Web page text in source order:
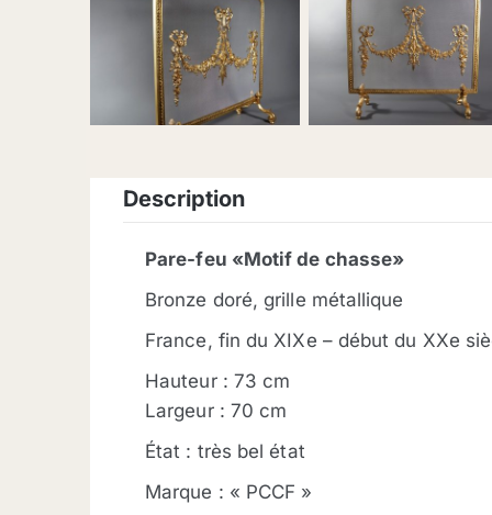
description
Pare-feu «Motif de chasse»
Bronze doré, grille métallique
France, fin du XIXe – début du XXe
Hauteur : 73 cm
Largeur : 70 cm
État : très bel état
Marque : « PCCF »